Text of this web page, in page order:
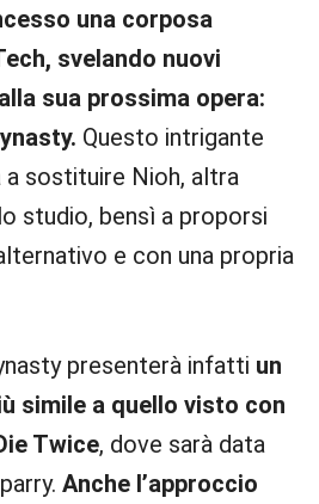
una corposa
svelando nuovi
sua prossima opera:
Questo intrigante
sostituire Nioh, altra
studio, bensì a proporsi
e con una propria
presenterà infatti un
simile a quello visto con
Twice, dove sarà data
Anche l’approccio